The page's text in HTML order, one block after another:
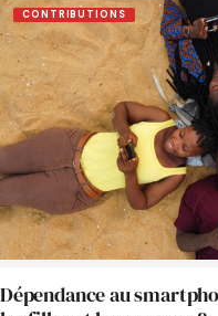
CONTRIBUTIONS
Dépendance au